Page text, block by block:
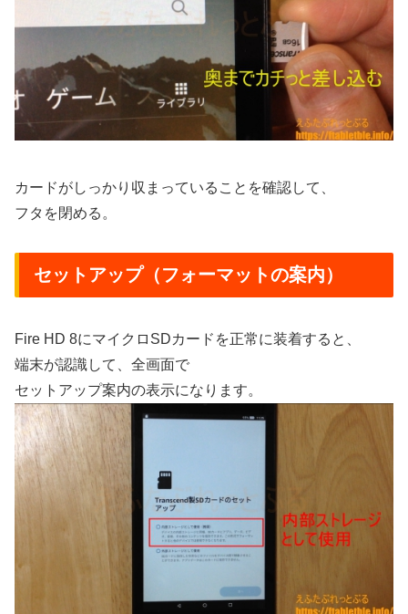
カードがしっかり収まっていることを確認して、
フタを閉める。
セットアップ（フォーマットの案内）
Fire HD 8にマイクロSDカードを正常に装着すると、
端末が認識して、全画面で
セットアップ案内の表示になります。